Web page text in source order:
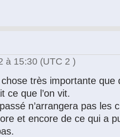
à 15:30 (UTC 2 )
très importante que
ce que l’on vit.
n’arrangera pas les
et encore de ce qui a